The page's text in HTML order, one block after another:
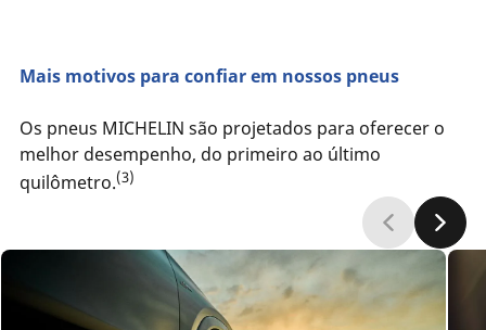
Mais motivos para confiar em nossos pneus
Os pneus MICHELIN são projetados para oferecer o
melhor desempenho, do primeiro ao último
quilômetro.(3)